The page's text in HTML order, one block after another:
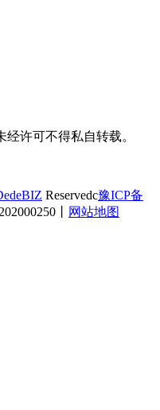
许可不得私自转载。
Reservedc豫ICP备
网站地图